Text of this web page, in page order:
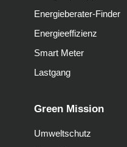
Energieberater-Finder
Energieeffizienz
Smart Meter
Lastgang
Green Mission
Umweltschutz